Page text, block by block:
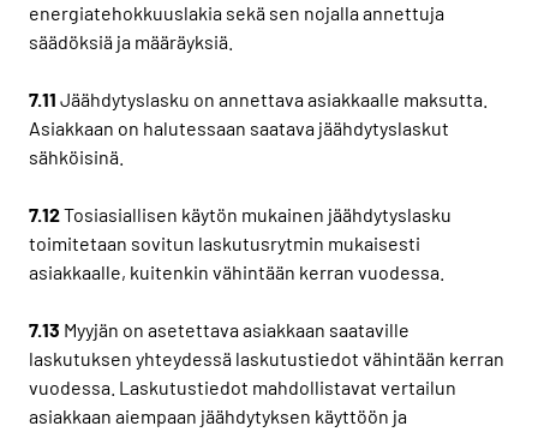
energiatehokkuuslakia sekä sen nojalla annettuja
säädöksiä ja määräyksiä.
7.11 Jäähdytyslasku on annettava asiakkaalle maksutta.
Asiakkaan on halutessaan saatava jäähdytyslaskut
sähköisinä.
7.12Tosiasiallisen käytön mukainen jäähdytyslasku
toimitetaan sovitun laskutusrytmin mukaisesti
asiakkaalle, kuitenkin vähintään kerran vuodessa.
7.13 Myyjän on asetettava asiakkaan saataville
laskutuksen yhteydessä laskutustiedot vähintään kerran
vuodessa. Laskutustiedot mahdollistavat vertailun
asiakkaan aiempaan jäähdytyksen käyttöön ja